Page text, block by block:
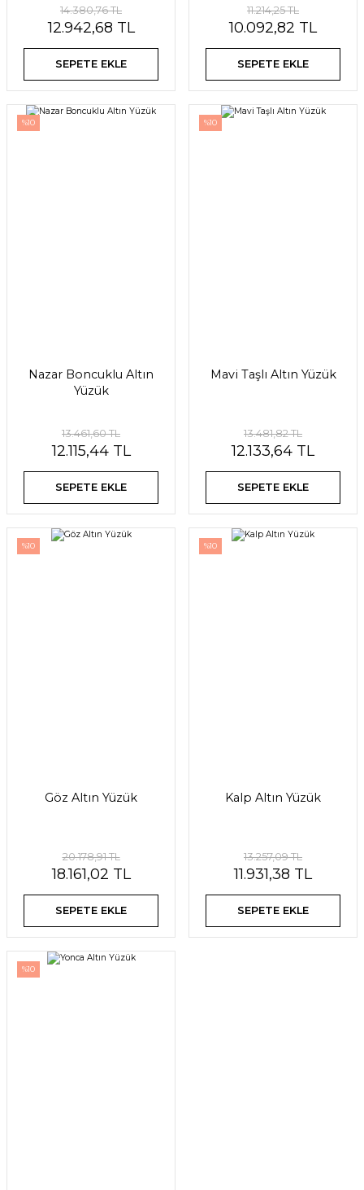
14.380,76 TL
12.942,68 TL
SEPETE EKLE
11.214,25 TL
10.092,82 TL
SEPETE EKLE
%10
Nazar Boncuklu Altın
Yüzük
13.461,60 TL
12.115,44 TL
SEPETE EKLE
%10
Mavi Taşlı Altın Yüzük
13.481,82 TL
12.133,64 TL
SEPETE EKLE
%10
Göz Altın Yüzük
20.178,91 TL
18.161,02 TL
SEPETE EKLE
%10
Kalp Altın Yüzük
13.257,09 TL
11.931,38 TL
SEPETE EKLE
%10